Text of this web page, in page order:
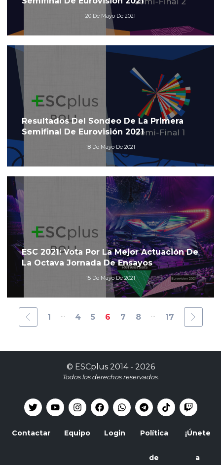
20 De Mayo De 2021
Resultados Del Sondeo De La Primera
Semifinal De Eurovisión 2021
18 De Mayo De 2021
ESC 2021: Vota Por La Mejor Actuación De
La Octava Jornada De Ensayos
15 De Mayo De 2021
1 ... 4 5 6 7 8 ... 17
© ESCplus2014 - 2026
Todos los derechos reservados.
Contactar Equipo Login Política
de
¡Únete
a